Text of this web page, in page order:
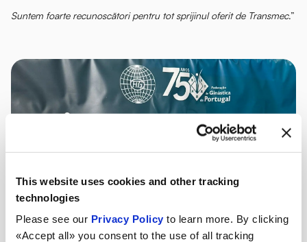
This website uses cookies and other tracking
technologies
Please see our Privacy Policy to learn more. By clicking
«Accept all» you consent to the use of all tracking
Suntem foarte recunoscători pentru tot sprijinul oferit de Transmec.”